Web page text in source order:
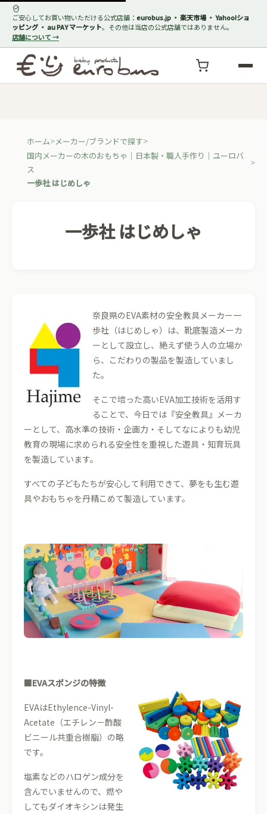
ご安心してお買い物いただける公式店舗： eurobus.jp ・ 楽天市場 ・ Yahoo!ショ
ッピング ・ au PAY マーケット。その他は当店の公式店舗ではありません。
店舗について →
ホーム メーカー/ブランドで探す
国内メーカーの木のおもちゃ｜日本製・職人手作り｜ユーロバ
ス
一歩社 はじめしゃ
一歩社 はじめしゃ
奈良県のEVA素材の安全教具メーカー一
歩社（はじめしゃ）は、靴底製造メーカ
ーとして設立し、絶えず使う人の立場か
ら、こだわりの製品を製造していまし
た。
そこで培った高いEVA加工技術を活用す
ることで、今日では『安全教具』メーカ
ーとして、高水準の技術・企画力・そしてなによりも幼児
教育の現場に求められる安全性を重視した遊具・知育玩具
を製造しています。
すべての子どもたちが安心して利用できて、夢をも生む遊
具やおもちゃを丹精こめて製造しています。
■EVAスポンジの特徴
EVAはEthylence-Vinyl-
Acetate（エチレン－酢酸
ビニール共重合樹脂）の略
です。
塩素などのハロゲン成分を
含んでいませんので、燃や
してもダイオキシンは発生